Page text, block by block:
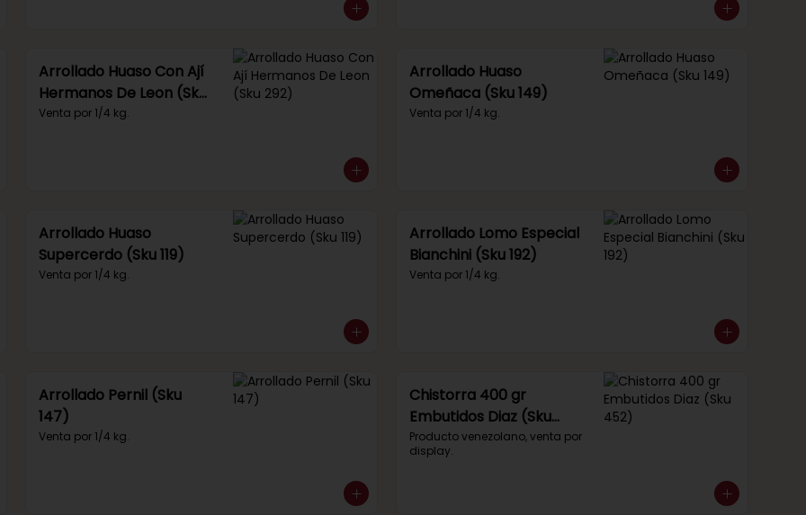
Arrollado Huaso Con Ají
Hermanos De Leon (Sku
292)
Venta por 1/4 kg.
Arrollado Huaso
Omeñaca (Sku 149)
Venta por 1/4 kg.
Arrollado Huaso
Supercerdo (Sku 119)
Venta por 1/4 kg.
Arrollado Lomo Especial
Bianchini (Sku 192)
Venta por 1/4 kg.
Arrollado Pernil (Sku
147)
Venta por 1/4 kg.
Chistorra 400 gr
Embutidos Diaz (Sku
452)
Producto venezolano, venta por
display.